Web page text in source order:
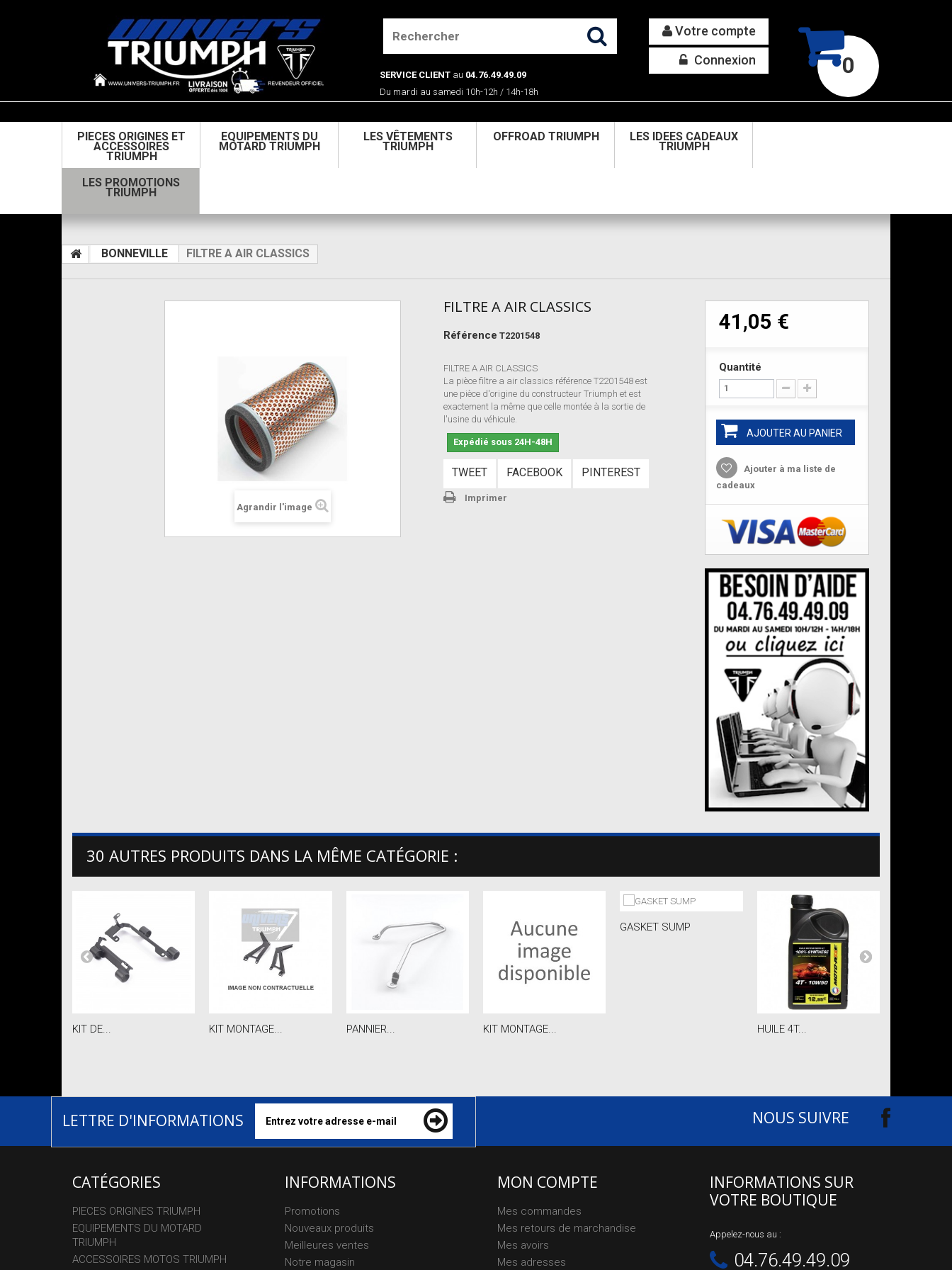
0
Votre compte
Connexion
SERVICE CLIENT au 04.76.49.49.09
Du mardi au samedi 10h-12h / 14h-18h
PIECES ORIGINES ET
ACCESSOIRES
TRIUMPH
EQUIPEMENTS DU
MOTARD TRIUMPH
LES VÊTEMENTS
TRIUMPH
OFFROAD TRIUMPH LES IDEES CADEAUX
TRIUMPH
LES PROMOTIONS
TRIUMPH
BONNEVILLE FILTRE A AIR CLASSICS
Agrandir l'image
FILTRE A AIR CLASSICS
Référence T2201548
FILTRE A AIR CLASSICS
La pièce filtre a air classics référence T2201548 est
une pièce d'origine du constructeur Triumph et est
exactement la même que celle montée à la sortie de
l'usine du véhicule.
Expédié sous 24H-48H
TWEET FACEBOOK PINTEREST
Imprimer
41,05 €
Quantité
AJOUTER AU PANIER
Ajouter à ma liste de
cadeaux
30 AUTRES PRODUITS DANS LA MÊME CATÉGORIE :
KIT DE... KIT MONTAGE... PANNIER... KIT MONTAGE...
GASKET SUMP
HUILE 4T...
LETTRE D'INFORMATIONS NOUS SUIVRE
CATÉGORIES
PIECES ORIGINES TRIUMPH
EQUIPEMENTS DU MOTARD
TRIUMPH
ACCESSOIRES MOTOS TRIUMPH
INFORMATIONS
Promotions
Nouveaux produits
Meilleures ventes
Notre magasin
MON COMPTE
Mes commandes
Mes retours de marchandise
Mes avoirs
Mes adresses
INFORMATIONS SUR
VOTRE BOUTIQUE
Appelez-nous au :
04.76.49.49.09